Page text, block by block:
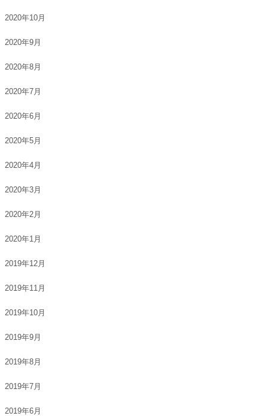
2020年10月
2020年9月
2020年8月
2020年7月
2020年6月
2020年5月
2020年4月
2020年3月
2020年2月
2020年1月
2019年12月
2019年11月
2019年10月
2019年9月
2019年8月
2019年7月
2019年6月